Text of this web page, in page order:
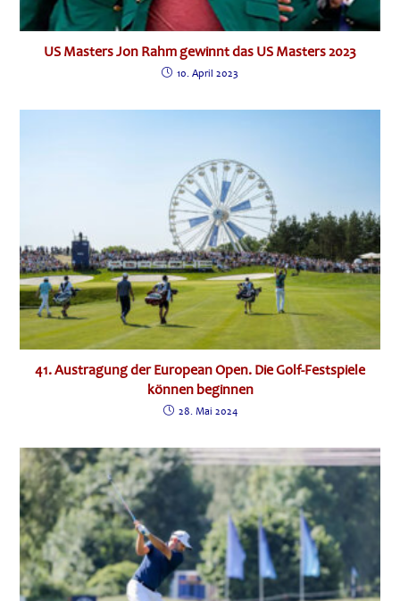
US Masters Jon Rahm gewinnt das US Masters 2023
10. April 2023
41. Austragung der European Open. Die Golf-Festspiele
können beginnen
28. Mai 2024